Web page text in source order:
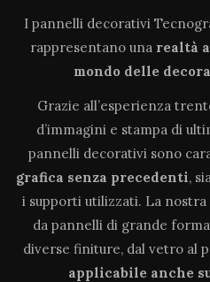
I pannelli decorativi
rappresentano una realtà
mondo delle
Grazie all’esperienza
d’immagini e stampa di
pannelli decorativi sono
grafica senza precedenti,
i supporti utilizzati. La
da pannelli di grande
diverse finiture, dal vetro al
applicabile anche